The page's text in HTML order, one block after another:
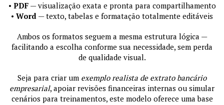
• PDF— visualização exata e pronta para compartilhamento
• Word — texto, tabelas e formatação totalmente editáveis
Ambos os formatos seguem a mesma estrutura lógica —
facilitando a escolha conforme sua necessidade, sem perda
de qualidade visual.
Seja para criar um exemplo realista de extrato bancário
empresarial, apoiar revisões financeiras internas ou simular
cenários para treinamentos, este modelo oferece uma base